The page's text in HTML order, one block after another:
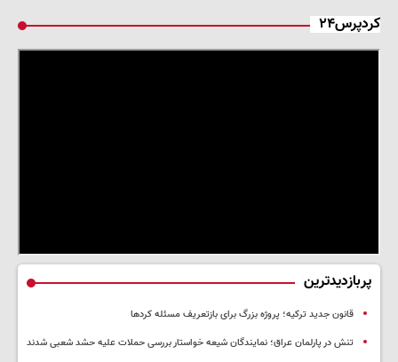
کردپرس۲۴
پربازدیدترین
قانون جدید ترکیه؛ پروژه بزرگ‌ برای بازتعریف مسئله کردها
تنش در پارلمان عراق؛ نمایندگان شیعه خواستار بررسی حملات علیه حشد شعبی شدند